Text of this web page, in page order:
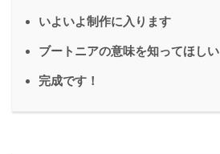
いよいよ制作に入ります
ブートニアの意味を知ってほしい
完成です！